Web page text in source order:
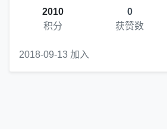
2010
积分
0
获赞数
2018-09-13 加入